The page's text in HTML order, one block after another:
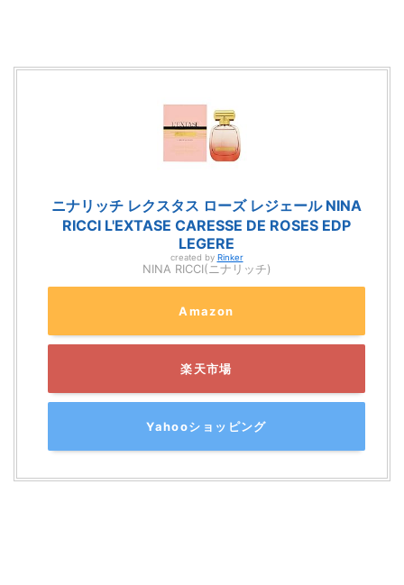
ニナリッチ レクスタス ローズ レジェール NINA
RICCI L'EXTASE CARESSE DE ROSES EDP
LEGERE
created by Rinker
NINA RICCI(ニナリッチ)
Amazon
楽天市場
Yahooショッピング